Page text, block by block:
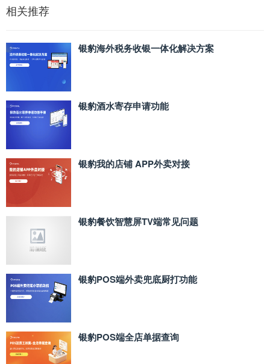
相关推荐
银豹海外税务收银一体化解决方案
银豹酒水寄存申请功能
银豹我的店铺 APP外卖对接
银豹餐饮智慧屏TV端常见问题
银豹POS端外卖兜底厨打功能
银豹POS端全店单据查询